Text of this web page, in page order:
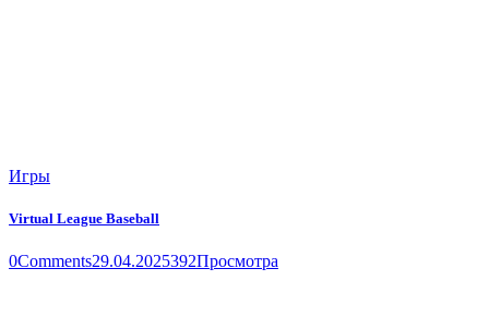
Игры
Virtual League Baseball
0Comments29.04.2025392Просмотра